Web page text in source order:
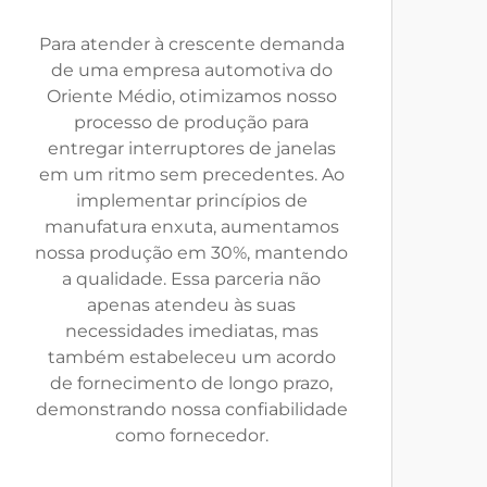
Para atender à crescente demanda
de uma empresa automotiva do
Oriente Médio, otimizamos nosso
processo de produção para
entregar interruptores de janelas
em um ritmo sem precedentes. Ao
implementar princípios de
manufatura enxuta, aumentamos
nossa produção em 30%, mantendo
a qualidade. Essa parceria não
apenas atendeu às suas
necessidades imediatas, mas
também estabeleceu um acordo
de fornecimento de longo prazo,
demonstrando nossa confiabilidade
como fornecedor.